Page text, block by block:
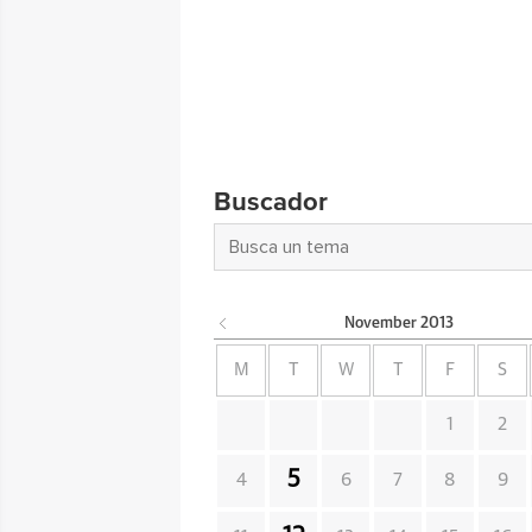
Buscador
November 2013
M W F S
1 2
4 5 6 7 8 9